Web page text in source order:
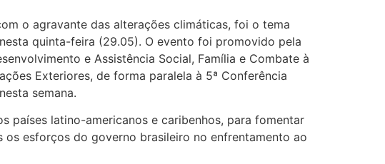
o agravante das alterações climáticas, foi o tema
quinta-feira (29.05). O evento foi promovido pela
e Assistência Social, Família e Combate à
Exteriores, de forma paralela à 5ª Conferência
semana.
países latino-americanos e caribenhos, para fomentar
os esforços do governo brasileiro no enfrentamento ao